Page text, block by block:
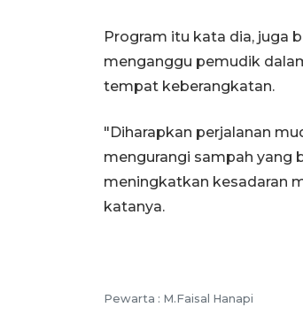
Program itu kata dia, juga
menganggu pemudik
tempat keberangkatan.
"Diharapkan perjalanan
mengurangi sampah yang
meningkatkan kesadaran
katanya.
Pewarta : M.Faisal Hanapi